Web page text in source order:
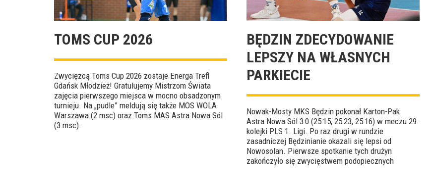
TOMS CUP 2026
Zwycięzcą Toms Cup 2026 zostaje Energa Trefl
Gdańsk Młodzież! Gratulujemy Mistrzom Świata
zajęcia pierwszego miejsca w mocno obsadzonym
turnieju. Na „pudle” meldują się także MOS WOLA
Warszawa (2 msc) oraz Toms MAS Astra Nowa Sól
(3 msc).
BĘDZIN ZDECYDOWANIE
LEPSZY NA WŁASNYCH
PARKIECIE
Nowak-Mosty MKS Będzin pokonał Karton-Pak
Astra Nowa Sól 3:0 (25:15, 25:23, 25:16) w meczu 29.
kolejki PLS 1. Ligi. Po raz drugi w rundzie
zasadniczej Będzinianie okazali się lepsi od
Nowosolan. Pierwsze spotkanie tych drużyn
zakończyło się zwycięstwem podopiecznych